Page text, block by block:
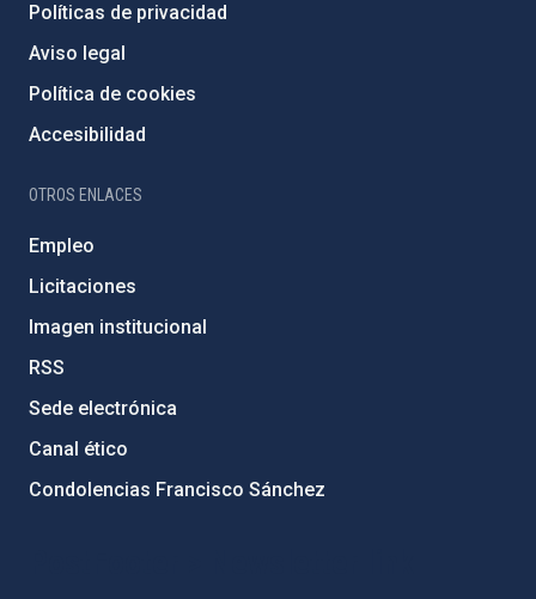
Políticas de privacidad
Aviso legal
Política de cookies
Accesibilidad
OTROS ENLACES
Empleo
Licitaciones
Imagen institucional
RSS
Sede electrónica
Canal ético
Condolencias Francisco Sánchez